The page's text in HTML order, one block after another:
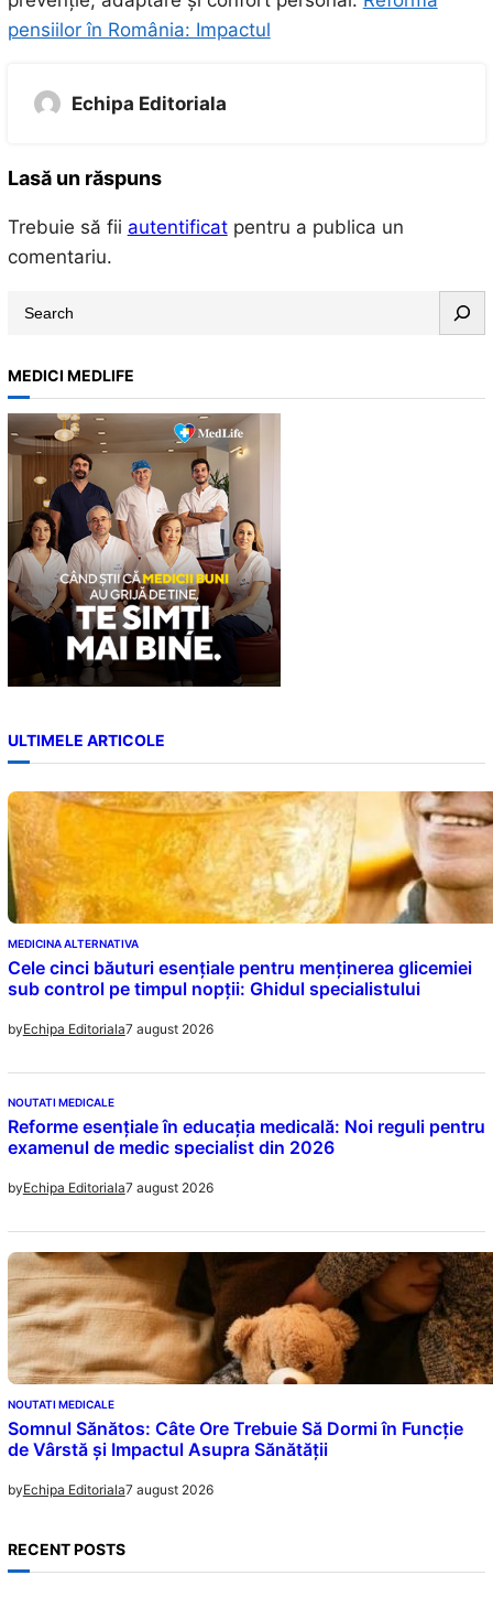
pensiilor în România: Impactul
Echipa Editoriala
Lasă un răspuns
Trebuie să fii autentificatpentru a publica un
comentariu.
r
c
h
MEDICI MEDLIFE
ULTIMELE ARTICOLE
MEDICINA ALTERNATIVA
Cele cinci băuturi esențiale pentru menținerea glicemiei
sub control pe timpul nopții: Ghidul specialistului
byEchipa Editoriala7 august 2026
NOUTATI MEDICALE
Reforme esențiale în educația medicală: Noi reguli pentru
examenul de medic specialist din 2026
byEchipa Editoriala7 august 2026
NOUTATI MEDICALE
Somnul Sănătos: Câte Ore Trebuie Să Dormi în Funcție
de Vârstă și Impactul Asupra Sănătății
byEchipa Editoriala7 august 2026
RECENT POSTS